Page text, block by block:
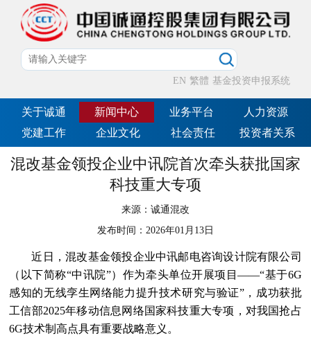
EN 繁體 基金投资申报系统
关于诚通 新闻中心 业务平台
人力资源
党建工作
企业文化 社会责任 投资者关系
混改基金领投企业中讯院首次牵头获批国家
科技重大专项
来源： 诚通混改
发布时间： 2026年01月13日
近日，混改基金领投企业中讯邮电咨询设计院有限公司
（以下简称“中讯院”）作为牵头单位开展项目——“基于6G
感知的无线孪生网络能力提升技术研究与验证”，成功获批
工信部2025年移动信息网络国家科技重大专项，对我国抢占
6G技术制高点具有重要战略意义。